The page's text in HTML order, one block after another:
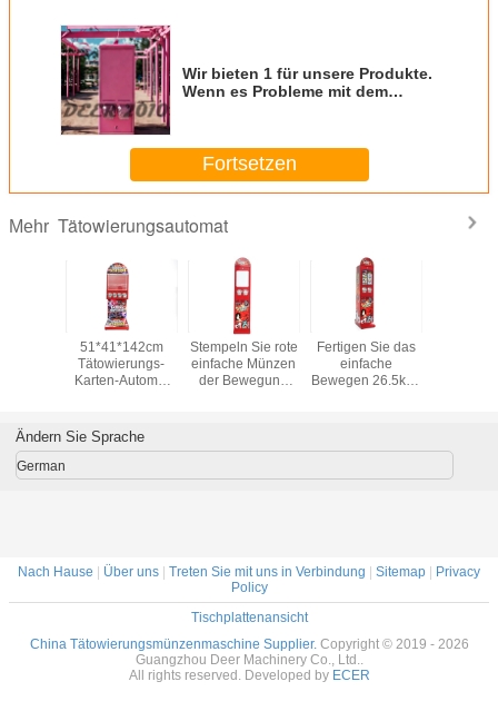
Wir bieten 1 für unsere Produkte.
Wenn es Probleme mit dem
Ersatzteile zur Verfügung stellen
Fortsetzen
Mehr Tätowierungsautomat
51*41*142cm
Tätowierungs-
Karten-Automat
Stempeln Sie rote
einfache Münzen
der Bewegung
Spielmitte
Fertigen Sie das
einfache
Bewegen 26.5kgs
kundenspezifisch
Ändern Sie Sprache
German
Nach Hause | Über uns | Treten Sie mit uns in Verbindung | Sitemap | Privacy
Policy
Tischplattenansicht
China Tätowierungsmünzenmaschine Supplier. Copyright © 2019 - 2026
Guangzhou Deer Machinery Co., Ltd..
All rights reserved. Developed by ECER